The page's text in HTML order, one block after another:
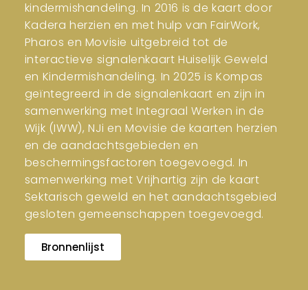
kindermishandeling. In 2016 is de kaart door
Kadera herzien en met hulp van FairWork,
Pharos en Movisie uitgebreid tot de
interactieve signalenkaart Huiselijk Geweld
en Kindermishandeling. In 2025 is Kompas
geïntegreerd in de signalenkaart en zijn in
samenwerking met Integraal Werken in de
Wijk (IWW), NJi en Movisie de kaarten herzien
en de aandachtsgebieden en
beschermingsfactoren toegevoegd. In
samenwerking met Vrijhartig zijn de kaart
Sektarisch geweld en het aandachtsgebied
gesloten gemeenschappen toegevoegd.
Bronnenlijst